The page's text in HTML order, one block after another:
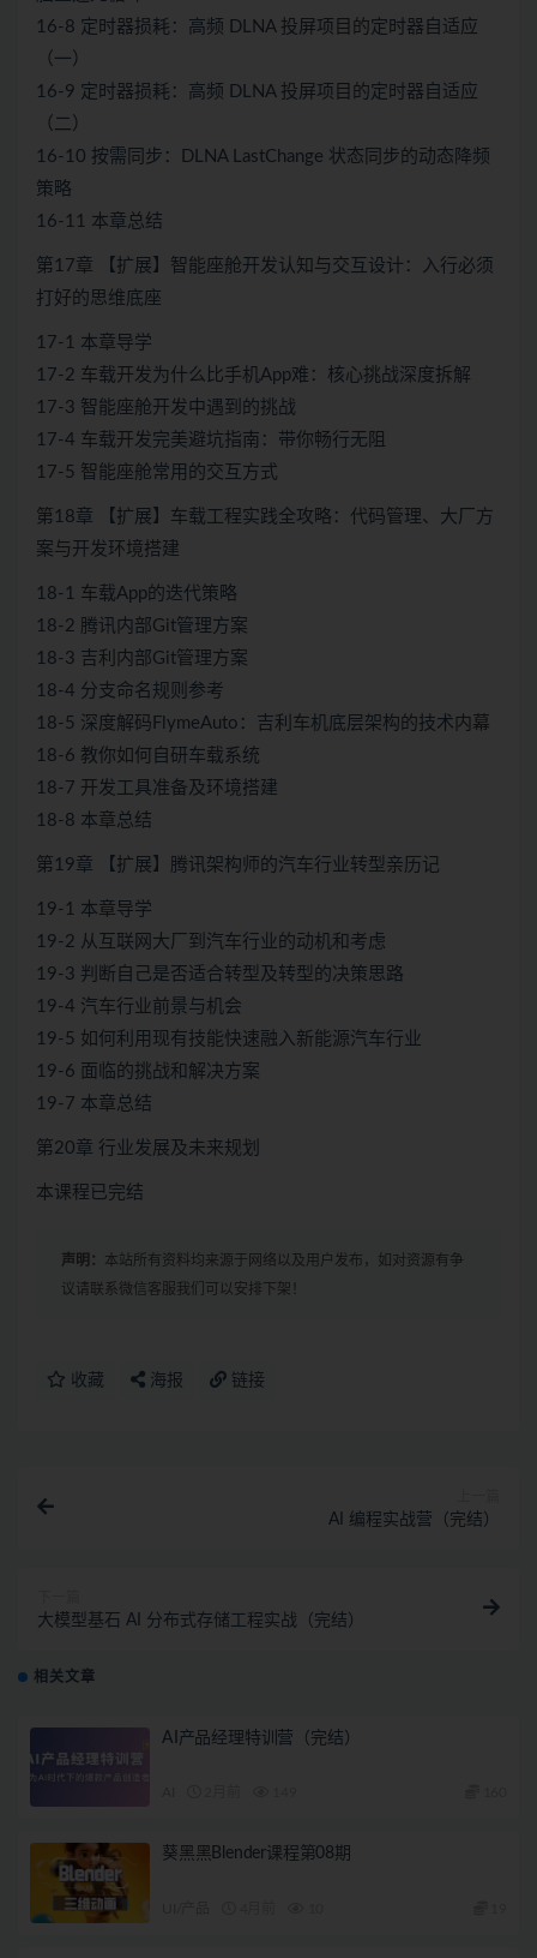
16-8 定时器损耗：高频 DLNA 投屏项目的定时器自适应
（一）
16-9 定时器损耗：高频 DLNA 投屏项目的定时器自适应
（二）
16-10 按需同步：DLNA LastChange 状态同步的动态降频
策略
16-11 本章总结
第17章 【扩展】智能座舱开发认知与交互设计：入行必须
打好的思维底座
17-1 本章导学
17-2 车载开发为什么比手机App难：核心挑战深度拆解
17-3 智能座舱开发中遇到的挑战
17-4 车载开发完美避坑指南：带你畅行无阻
17-5 智能座舱常用的交互方式
第18章 【扩展】车载工程实践全攻略：代码管理、大厂方
案与开发环境搭建
18-1 车载App的迭代策略
18-2 腾讯内部Git管理方案
18-3 吉利内部Git管理方案
18-4 分支命名规则参考
18-5 深度解码FlymeAuto：吉利车机底层架构的技术内幕
18-6 教你如何自研车载系统
18-7 开发工具准备及环境搭建
18-8 本章总结
第19章 【扩展】腾讯架构师的汽车行业转型亲历记
19-1 本章导学
19-2 从互联网大厂到汽车行业的动机和考虑
19-3 判断自己是否适合转型及转型的决策思路
19-4 汽车行业前景与机会
19-5 如何利用现有技能快速融入新能源汽车行业
19-6 面临的挑战和解决方案
19-7 本章总结
第20章 行业发展及未来规划
本课程已完结
声明： 本站所有资料均来源于网络以及用户发布，如对资源有争
议请联系微信客服我们可以安排下架！
收藏 海报 链接
AI 编程实战营（完结）
大模型基石 AI 分布式存储工程实战（完结）
相关文章
AI产品经理特训营（完结）
葵黑黑Blender课程第08期